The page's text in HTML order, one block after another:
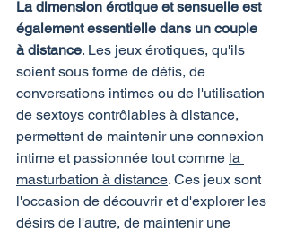
La dimension érotique et sensuelle est
également essentielle dans un couple
à distance. Les jeux érotiques, qu'ils
soient sous forme de défis, de
conversations intimes ou de l'utilisation
de sextoys contrôlables à distance,
permettent de maintenir une connexion
intime et passionnée tout comme la
masturbation à distance. Ces jeux sont
l'occasion de découvrir et d'explorer les
désirs de l'autre, de maintenir une